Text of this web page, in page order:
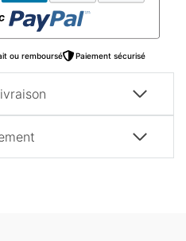
ou remboursé Paiement sécurisé